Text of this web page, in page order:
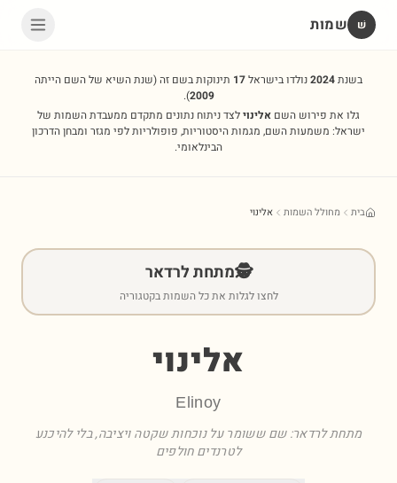
שׁ שמות
בשנת2024נולדו בישראל17 תינוקות בשם זה(שנת השיא של השם הייתה
2009
).
גלו את פירוש השם אלינוילצד ניתוח נתונים מתקדם ממעבדת השמות של
ישראל: משמעות השם, מגמות היסטוריות, פופולריות לפי מגזר ומבחן הדרכון
הבינלאומי.
בית מחולל השמות אלינוי
🕵️מתחת לרדאר
לחצו לגלות את כל השמות בקטגוריה
אלינוי
Elinoy
מתחת לרדאר: שם ששומר על נוכחות שקטה ויציבה, בלי להיכנע
לטרנדים חולפים